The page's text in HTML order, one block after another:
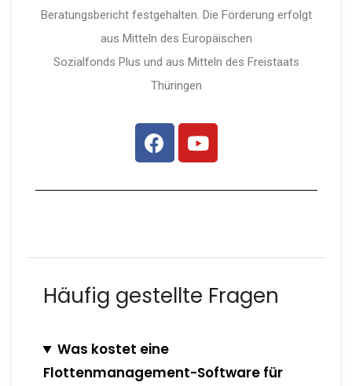
Beratungsbericht festgehalten. Die Förderung erfolgt
aus Mitteln des Europäischen
Sozialfonds Plus und aus Mitteln des Freistaats
Thüringen
Häufig gestellte Fragen
Was kostet eine
Flottenmanagement-Software für